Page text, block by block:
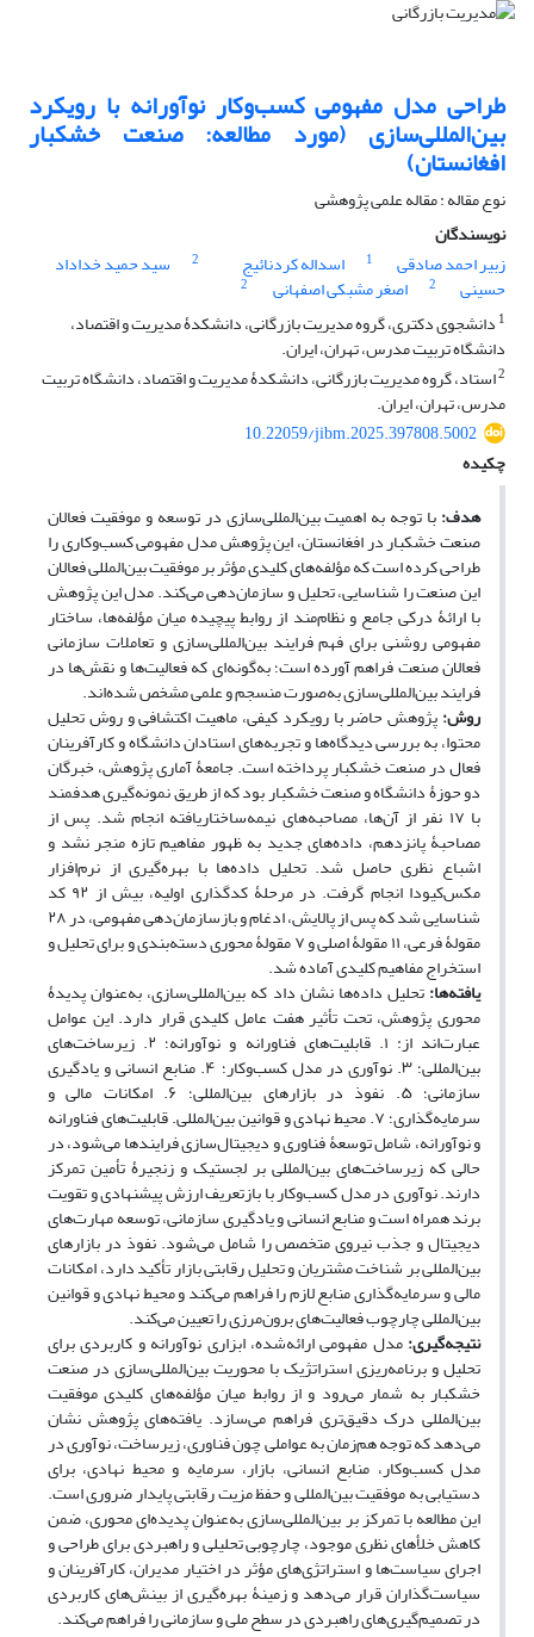
طراحی مدل مفهومی کسب‌وکار نوآورانه با رویکرد
بین‌‌المللی‌‌سازی (مورد مطالعه: صنعت خشکبار
افغانستان)
نوع مقاله : مقاله علمی پژوهشی
نویسندگان
زبیر احمد صادقی
1 اسداله کردنائیج 2 سید حمید خداداد
حسینی 2 اصغر مشبکی اصفهانی
2
1 دانشجوی دکتری، گروه مدیریت بازرگانی، دانشکدۀ مدیریت و اقتصاد،
دانشگاه تربیت مدرس، تهران، ایران.
2استاد، گروه مدیریت بازرگانی، دانشکدۀ مدیریت و اقتصاد، دانشگاه تربیت
مدرس، تهران، ایران.
10.22059/jibm.2025.397808.5002
چکیده
هدف:با توجه به اهمیت بین‌المللی‌سازی در توسعه و موفقیت فعالان
صنعت خشکبار در افغانستان، این پژوهش مدل مفهومی کسب‌وکاری را
طراحی کرده است که مؤلفه‌های کلیدی مؤثر بر موفقیت بین‌المللی فعالان
این صنعت را شناسایی، تحلیل و سازمان‌دهی می‌کند. مدل این پژوهش
با ارائۀ درکی جامع و نظام‌مند از روابط پیچیده میان مؤلفه‌ها، ساختار
مفهومی روشنی برای فهم فرایند بین‌المللی‌سازی و تعاملات سازمانی
فعالان صنعت فراهم آورده است؛ به‌گونه‌ای که فعالیت‌ها و نقش‌ها در
فرایند بین‌المللی‌سازی به‌صورت منسجم و علمی مشخص شده‌اند.
روش:پژوهش حاضر با رویکرد کیفی، ماهیت اکتشافی و روش تحلیل
محتوا، به بررسی دیدگاه‌ها و تجربه‌های استادان دانشگاه و کارآفرینان
فعال در صنعت خشکبار پرداخته است. جامعۀ آماری پژوهش، خبرگان
دو حوزۀ دانشگاه و صنعت خشکبار بود که از طریق نمونه‌گیری هدفمند
با ۱۷ نفر از آن‌ها، مصاحبه‌های نیمه‌ساختاریافته انجام شد. پس از
مصاحبۀ پانزدهم، داده‌های جدید به ظهور مفاهیم تازه منجر نشد و
اشباع نظری حاصل شد. تحلیل داده‌ها با بهره‌گیری از نرم‌افزار
مکس‌کیودا انجام گرفت. در مرحلۀ کدگذاری اولیه، بیش از ۹۲ کد
شناسایی شد که پس از پالایش، ادغام و بازسازمان‌دهی مفهومی، در ۲۸
مقولۀ فرعی، ۱۱ مقولۀ اصلی و ۷ مقولۀ محوری دسته‌بندی و برای تحلیل و
استخراج مفاهیم کلیدی آماده شد.
یافته‌ها:تحلیل داده‌ها نشان داد که بین‌المللی‌سازی، به‌عنوان پدیدۀ
محوری پژوهش، تحت تأثیر هفت عامل کلیدی قرار دارد. این عوامل
عبارت‌‏اند از: ۱. قابلیت‌های فناورانه و نوآورانه؛ ۲. زیرساخت‌های
بین‌المللی؛ ۳. نوآوری در مدل کسب‌وکار؛ ۴. منابع انسانی و یادگیری
سازمانی؛ ۵. نفوذ در بازارهای بین‌المللی؛ ۶. امکانات مالی و
سرمایه‌گذاری؛ ۷. محیط نهادی و قوانین بین‌المللی. قابلیت‌های فناورانه
و نوآورانه، شامل توسعۀ فناوری و دیجیتال‌سازی فرایندها می‌شود، در
حالی که زیرساخت‌های بین‌المللی بر لجستیک و زنجیرۀ تأمین تمرکز
دارند. نوآوری در مدل کسب‌وکار با بازتعریف ارزش پیشنهادی و تقویت
برند همراه است و منابع انسانی و یادگیری سازمانی، توسعه مهارت‌های
دیجیتال و جذب نیروی متخصص را شامل می‌شود. نفوذ در بازارهای
بین‌المللی بر شناخت مشتریان و تحلیل رقابتی بازار تأکید دارد، امکانات
مالی و سرمایه‌گذاری منابع لازم را فراهم می‌کند و محیط نهادی و قوانین
بین‌المللی چارچوب فعالیت‌های برون‌مرزی را تعیین می‌کند.
نتیجه‌گیری:مدل مفهومی ارائه‌شده، ابزاری نوآورانه و کاربردی برای
تحلیل و برنامه‌ریزی استراتژیک با محوریت بین‌المللی‌سازی در صنعت
خشکبار به شمار می‌رود و از روابط میان مؤلفه‌های کلیدی موفقیت
بین‌المللی درک دقیق‌تری فراهم می‌سازد. یافته‌های پژوهش نشان
می‌دهد که توجه هم‌زمان به عواملی چون فناوری، زیرساخت، نوآوری در
مدل کسب‌وکار، منابع انسانی، بازار، سرمایه و محیط نهادی، برای
دستیابی به موفقیت بین‌المللی و حفظ مزیت رقابتی پایدار ضروری است.
این مطالعه با تمرکز بر بین‌المللی‌سازی به‌عنوان پدیده‌ای محوری، ضمن
کاهش خلأهای نظری موجود، چارچوبی تحلیلی و راهبردی برای طراحی و
اجرای سیاست‌ها و استراتژی‌های مؤثر در اختیار مدیران، کارآفرینان و
سیاست‌گذاران قرار می‌دهد و زمینۀ بهره‌گیری از بینش‌های کاربردی
در تصمیم‌گیری‌های راهبردی در سطح ملی و سازمانی را فراهم می‌کند.